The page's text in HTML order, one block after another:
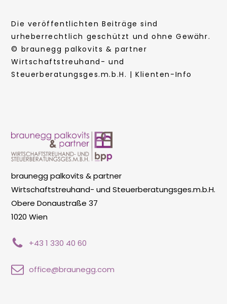
Die veröffentlichten Beiträge sind
urheberrechtlich geschützt und ohne Gewähr.
© braunegg palkovits & partner
Wirtschaftstreuhand- und
Steuerberatungsges.m.b.H. | Klienten-Info
braunegg palkovits & partner
Wirtschaftstreuhand- und Steuerberatungsges.m.b.H.
Obere Donaustraße 37
1020 Wien
+43 1 330 40 60
office@braunegg.com